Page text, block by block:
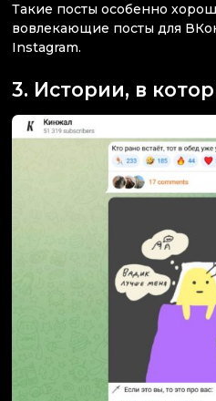
Такие посты особенно
вовлекающие посты для
Instagram.
3. Истории, в